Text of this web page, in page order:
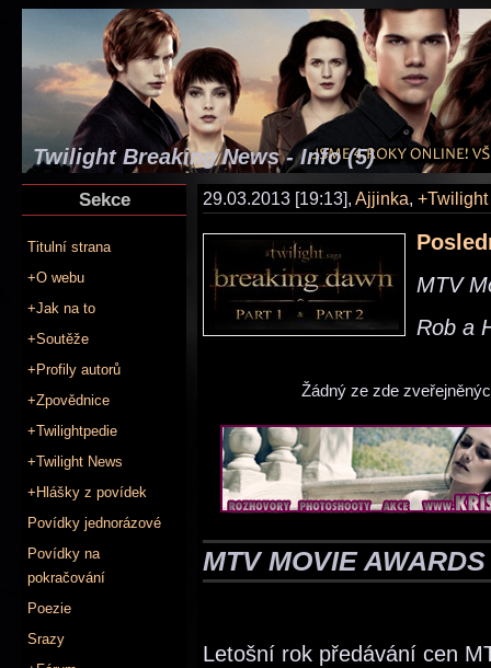
Twilight Breaking News - Info (5)
Sekce
Titulní strana
+O webu
+Jak na to
+Soutěže
+Profily autorů
+Zpovědnice
+Twilightpedie
+Twilight News
+Hlášky z povídek
Povídky jednorázové
Povídky na
pokračování
Poezie
Srazy
29.03.2013 [19:13], Ajjinka,
MTV
Rob a
Žádný ze zde
MTV MOVIE
Letošní rok předávání cen